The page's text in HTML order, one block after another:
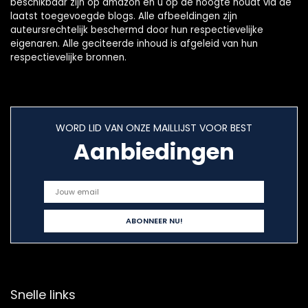
laatst toegevoegde blogs. Alle afbeeldingen zijn
auteursrechtelijk beschermd door hun respectievelijke
eigenaren. Alle geciteerde inhoud is afgeleid van hun
respectievelijke bronnen.
WORD LID VAN ONZE MAILLIJST VOOR BEST
Aanbiedingen
Snelle links